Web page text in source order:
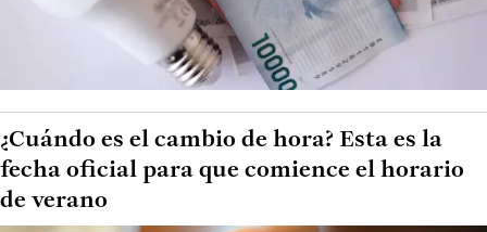
¿Cuándo es el cambio de hora? Esta es la
fecha oficial para que comience el horario
de verano